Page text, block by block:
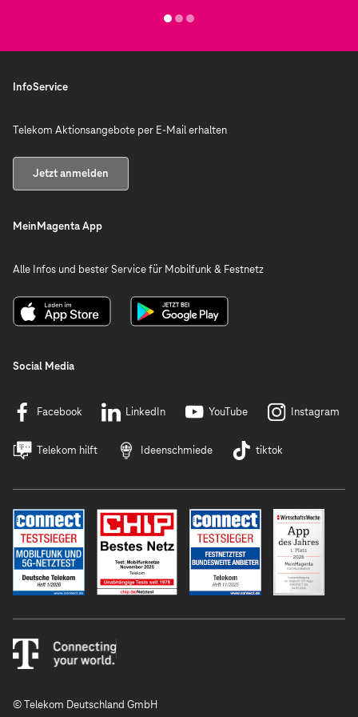
InfoService
Telekom Aktionsangebote per E-Mail erhalten
Jetzt anmelden
MeinMagenta App
Alle Infos und bester Service für Mobilfunk & Festnetz
Social Media
Facebook LinkedIn YouTube Instagram
Telekom hilft Ideenschmiede tiktok
© Telekom Deutschland GmbH